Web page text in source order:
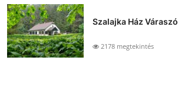
Szalajka Ház Váraszó
2178 megtekintés